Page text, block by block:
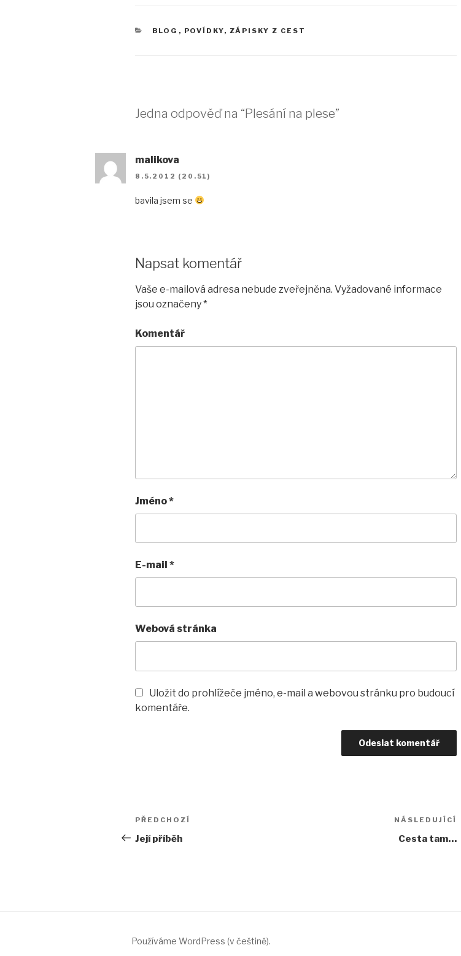
RUBRIKY
BLOG , POVÍDKY, ZÁPISKY Z CEST
Jedna odpověď na “Plesání na plese”
malikova
8.5.2012 (20.51)
bavila jsem se
Napsat komentář
Vaše e-mailová adresa nebude zveřejněna. Vyžadované informace
jsou označeny*
Komentář
Jméno*
E-mail *
Webová stránka
Uložit do prohlížeče jméno, e-mail a webovou stránku pro budoucí
komentáře.
Navigace
pro
Předchozí
příspěvek
PŘEDCHOZÍ
Její příběh
NÁSLEDUJÍCÍ
Cesta tam…
Používáme WordPress (v češtině).